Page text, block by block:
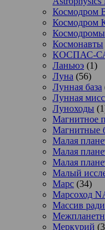
Космодром
Космодром
Космодромы
Космонавты
КОСПАС-
Ланьюэ (1)
Луна (56)
Лунная база
Лунная
Луноходы
Магнитное
Магнитные
Малая
Малая
Малая
Малый
Марс (34)
Марсоход
Массив
Меркурий